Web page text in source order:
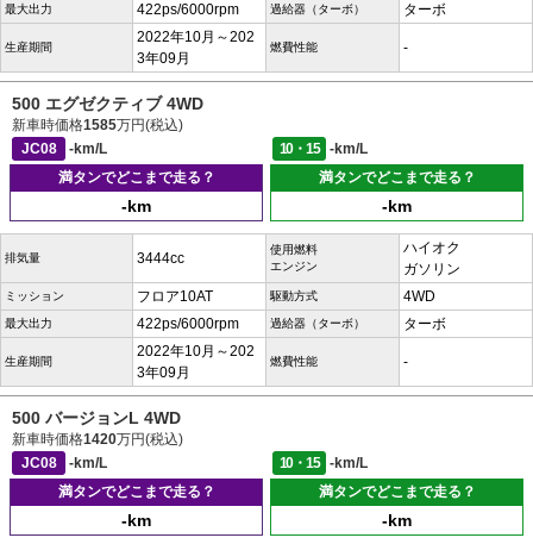
最大出力 422ps/6000rpm 過給器（ターボ） ターボ
生産期間
2022年10月～202
3年09月
燃費性能 -
500 エグゼクティブ 4WD
新車時価格1585万円(税込)
JC08
-km/L 10・15
-km/L
満タンでどこまで走る？
-km
満タンでどこまで走る？
-km
排気量 3444cc
使用燃料
エンジン
ハイオク
ガソリン
ミッション フロア10AT 駆動方式 4WD
最大出力 422ps/6000rpm 過給器（ターボ） ターボ
生産期間
2022年10月～202
3年09月
燃費性能 -
500 バージョンL 4WD
新車時価格1420万円(税込)
JC08
-km/L 10・15
-km/L
満タンでどこまで走る？
-km
満タンでどこまで走る？
-km